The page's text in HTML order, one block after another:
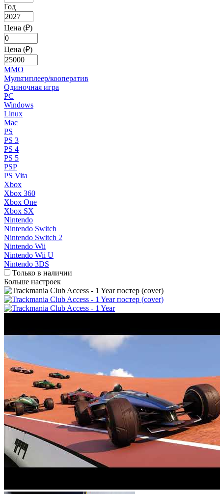
Год
Цена (₽)
Цена (₽)
MMO
Мультиплеер/кооператив
Одиночная игра
PC
Windows
Linux
Mac
PS
PS 3
PS 4
PS 5
PSP
PS Vita
Xbox
Xbox 360
Xbox One
Xbox SX
Nintendo
Nintendo Switch
Nintendo Switch 2
Nintendo Wii
Nintendo Wii U
Nintendo 3DS
Только в наличии
Больше настроек